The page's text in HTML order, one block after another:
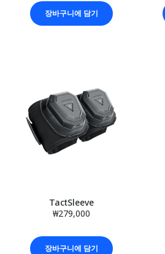
장바구니에 담기
TactSleeve
₩279,000
장바구니에 담기